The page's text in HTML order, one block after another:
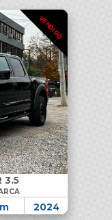
VENDIDO
3.5
2024